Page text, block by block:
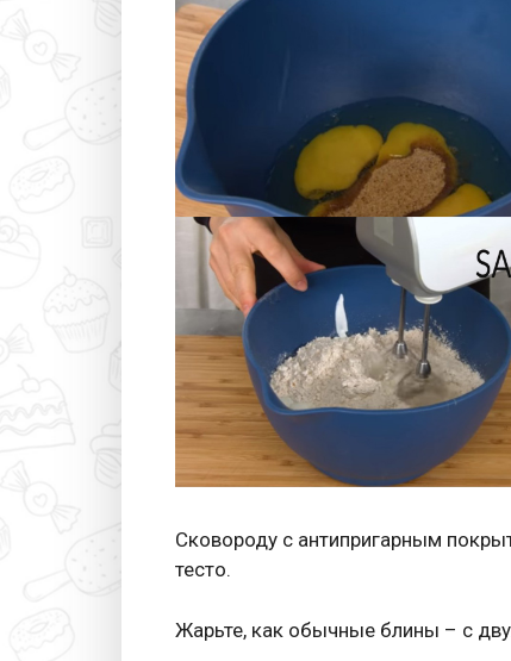
Сковороду с антипригарным
тесто.
Жарьте, как обычные блины – с